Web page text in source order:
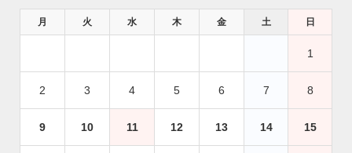
月 火 水 木 金 土 日
1
2 3 4 5 6 7 8
9 10 11 12 13 14 15